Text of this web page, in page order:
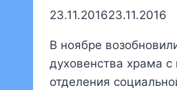
23.11.201623.11.2016
В ноябре
духовенства храма
отделения